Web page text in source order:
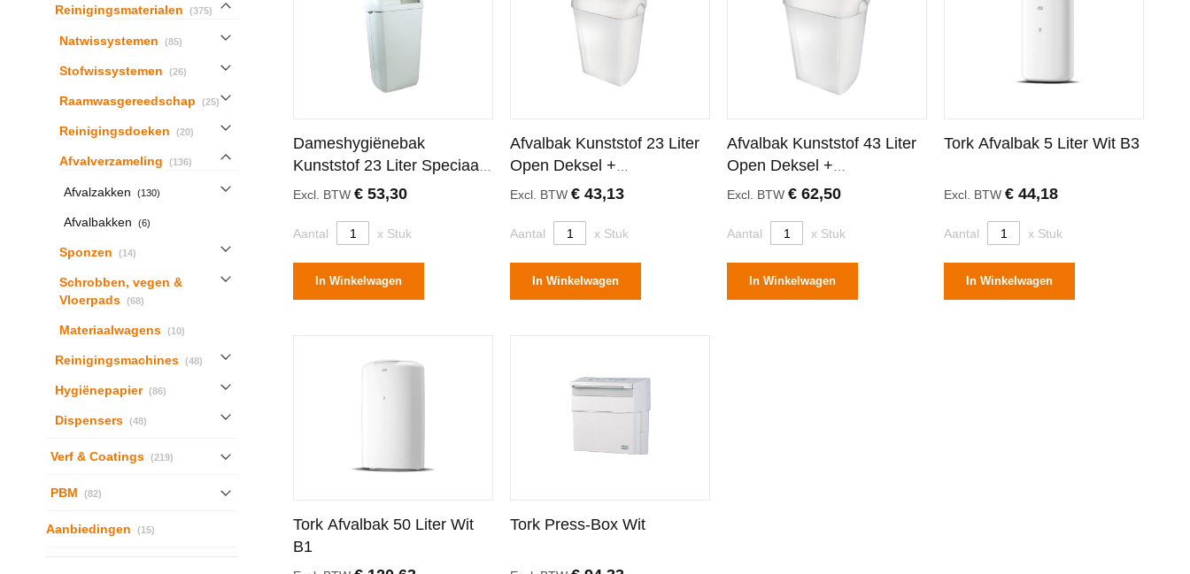
Dameshygiënebak
Kunststof 23 Liter Speciaal
Aflsuitend Deksel
Excl. BTW € 53,30
Aantal x Stuk
In Winkelwagen
Afvalbak Kunststof 23 Liter
Open Deksel +
Wandbevestiging
Excl. BTW€ 43,13
Aantal x Stuk
In Winkelwagen
Afvalbak Kunststof 43 Liter
Open Deksel +
Wandbevestiging
Excl. BTW€ 62,50
Aantal x Stuk
In Winkelwagen
Tork Afvalbak 5 Liter Wit B3
Excl. BTW€ 44,18
Aantal x Stuk
In Winkelwagen
Tork Afvalbak 50 Liter Wit
B1
Tork Press-Box Wit
Reinigingsmaterialen 375producten
Natwissystemen 85producten
Stofwissystemen 26producten
Raamwasgereedschap 25producten
Reinigingsdoeken 20producten
Afvalverzameling 136producten
Afvalzakken 130producten
Afvalbakken 6producten
Sponzen 14producten
Schrobben, vegen &
Vloerpads
68producten
Materiaalwagens 10producten
Reinigingsmachines 48producten
Hygiënepapier 86producten
Dispensers 48producten
Verf & Coatings 219producten
PBM 82producten
Aanbiedingen 15producten